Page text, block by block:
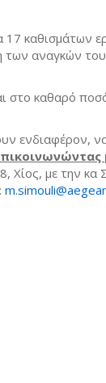
17 καθισμάτων
των αναγκών
στο καθαρό
ενδιαφέρον,
Χίος, με την κα